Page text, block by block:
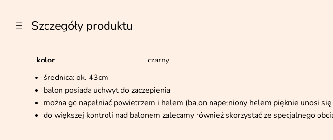
Szczegóły produktu
kolor
czarny
średnica: ok. 43cm
balon posiada uchwyt do zaczepienia
można go napełniać powietrzem i helem (balon napełniony helem pięknie unosi
do większej kontroli nad balonem zalecamy również skorzystać ze specjalnego